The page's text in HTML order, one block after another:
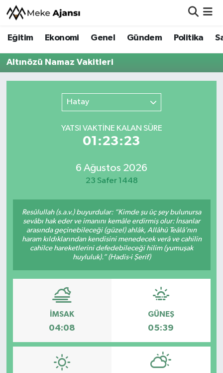
Eğitim Ekonomi Genel Gündem Politika
Altınözü Namaz Vakitleri
Hatay
YATSI VAKTİNE KALAN SÜRE
01:23:23
6 Ağustos 2026
23 Safer 1448
Resûlullah (s.a.v.) buyurdular: “Kimde şu üç şey bulunursa
sevâbı hak eder ve imanını kemâle erdirmiş olur: İnsanlar
arasında geçinebileceği (güzel) ahlâk, Allâhü Teâlâ’nın
haram kıldıklarından kendisini menedecek verâ ve cahilin
cahilce hareketlerini defedebileceği hilim (yumuşak
huyluluk).” (Hadis-i Şerif)
İMSAK
04:08
GÜNEŞ
05:39
Eğitim
Ekonomi
Gündem
Spor
Nöbetçi Eczaneler
Hava Durumu
Trafik Durumu
Süper Lig Puan Durumu ve Fikstür
Tüm Manşetler
Haber Arşivi